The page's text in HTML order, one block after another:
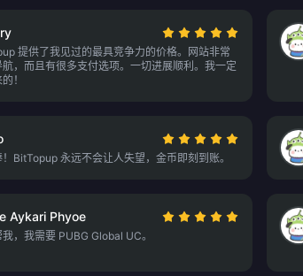
提供了我见过的最具竞争力的价格。网站非常
航，而且有很多支付选项。一切进展顺利。我一定
！
BitTopup 永远不会让人失望，金币即刻到账。
Aykari Phyoe
，我需要 PUBG Global UC。